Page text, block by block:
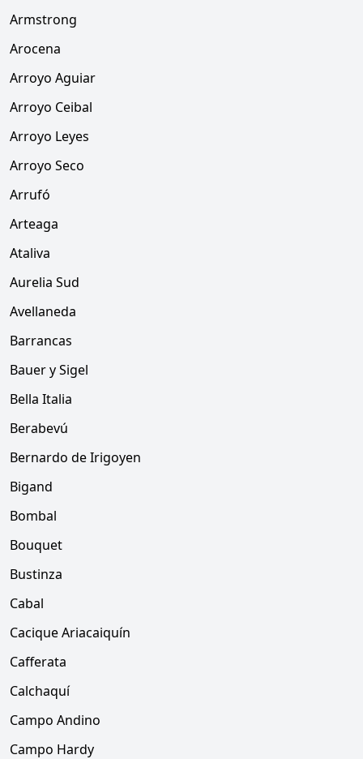
Armstrong
Arocena
Arroyo Aguiar
Arroyo Ceibal
Arroyo Leyes
Arroyo Seco
Arrufó
Arteaga
Ataliva
Aurelia Sud
Avellaneda
Barrancas
Bauer y Sigel
Bella Italia
Berabevú
Bernardo de Irigoyen
Bigand
Bombal
Bouquet
Bustinza
Cabal
Cacique Ariacaiquín
Cafferata
Calchaquí
Campo Andino
Campo Hardy